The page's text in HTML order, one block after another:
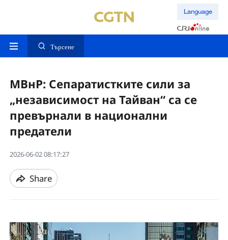
Language
Търсене
МВнР: Сепаратистките сили за
„независимост на Тайван“ са се
превърнали в национални
предатели
2026-06-02 08:17:27
Share